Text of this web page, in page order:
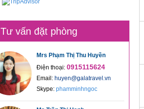
Tư vấn đặt phòng
Mrs Phạm Thị Thu Huyền
Điện thoại: 0915115624
Email: huyen@galatravel.vn
Skype: phamminhngoc